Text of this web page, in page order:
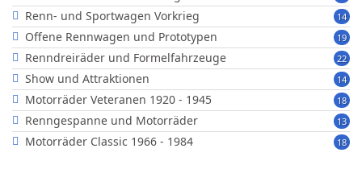
14
Renn- und Sportwagen Vorkrieg
19
Offene Rennwagen und Prototypen
22
Renndreiräder und Formelfahrzeuge
14
Show und Attraktionen
18
Motorräder Veteranen 1920 - 1945
13
Renngespanne und Motorräder
18
Motorräder Classic 1966 - 1984